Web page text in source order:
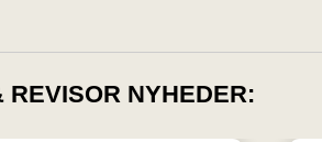
REVISOR NYHEDER: